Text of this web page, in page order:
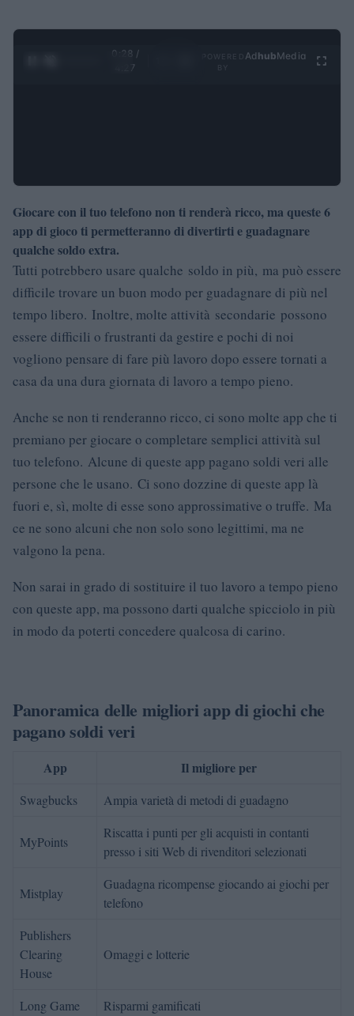
0:30 /
4:27
Ad hubMedia
Giocare con il tuo telefono non ti renderà ricco, ma queste 6
app di gioco ti permetteranno di divertirti e guadagnare
qualche soldo extra.
Tutti potrebbero usare qualche soldo in più, ma può essere
difficile trovare un buon modo per guadagnare di più nel
tempo libero. Inoltre, molte attività secondarie possono
essere difficili o frustranti da gestire e pochi di noi
vogliono pensare di fare più lavoro dopo essere tornati a
casa da una dura giornata di lavoro a tempo pieno.
Anche se non ti renderanno ricco, ci sono molte app che ti
premiano per giocare o completare semplici attività sul
tuo telefono. Alcune di queste app pagano soldi veri alle
persone che le usano. Ci sono dozzine di queste app là
fuori e, sì, molte di esse sono approssimative o truffe. Ma
ce ne sono alcuni che non solo sono legittimi, ma ne
valgono la pena.
Non sarai in grado di sostituire il tuo lavoro a tempo pieno
con queste app, ma possono darti qualche spicciolo in più
in modo da poterti concedere qualcosa di carino.
Panoramica delle migliori app di giochi che
pagano soldi veri
App Il migliore per
Swagbucks Ampia varietà di metodi di guadagno
MyPoints
Riscatta i punti per gli acquisti in contanti
presso i siti Web di rivenditori selezionati
Mistplay
Guadagna ricompense giocando ai giochi per
telefono
Publishers
Clearing
House
Omaggi e lotterie
Long Game
Risparmi gamificati